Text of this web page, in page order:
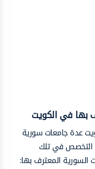
بها في الكويت
عدة جامعات سورية
التخصص في تلك
السورية المعترف بها: